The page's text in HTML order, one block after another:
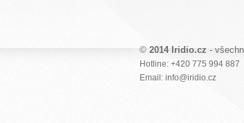
© 2014 Iridio.cz -
Hotline: +420 775 994 887
Email: info@iridio.cz